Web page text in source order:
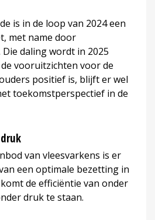
is in de loop van 2024 een
met name door
daling wordt in 2025
vooruitzichten voor de
positief is, blijft er wel
toekomstperspectief in de
van vleesvarkens is er
een optimale bezetting in
de efficiëntie van onder
druk te staan.